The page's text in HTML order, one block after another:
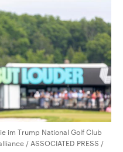
im Trump National Golf Club
/ ASSOCIATED PRESS /